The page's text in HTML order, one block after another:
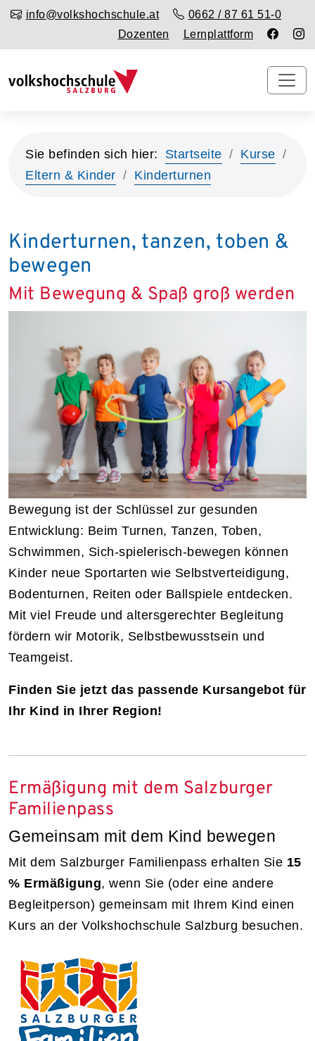
info@volkshochschule.at
0662 / 87 61 51-0
Dozenten
Lernplattform
Sie befinden sich hier: Startseite
Kurse
Eltern & Kinder
Kinderturnen
Kinderturnen, tanzen, toben &
bewegen
Mit Bewegung & Spaß groß werden
Bewegung ist der Schlüssel zur gesunden
Entwicklung: Beim Turnen, Tanzen, Toben,
Schwimmen, Sich-spielerisch-bewegen können
Kinder neue Sportarten wie Selbstverteidigung,
Bodenturnen, Reiten oder Ballspiele entdecken.
Mit viel Freude und altersgerechter Begleitung
fördern wir Motorik, Selbstbewusstsein und
Teamgeist.
Finden Sie jetzt das passende Kursangebot für
Ihr Kind in Ihrer Region!
Ermäßigung mit dem Salzburger
Familienpass
Gemeinsam mit dem Kind bewegen
Mit dem Salzburger Familienpass erhalten Sie 15
% Ermäßigung, wenn Sie (oder eine andere
Begleitperson) gemeinsam mit Ihrem Kind einen
Kurs an der Volkshochschule Salzburg besuchen.